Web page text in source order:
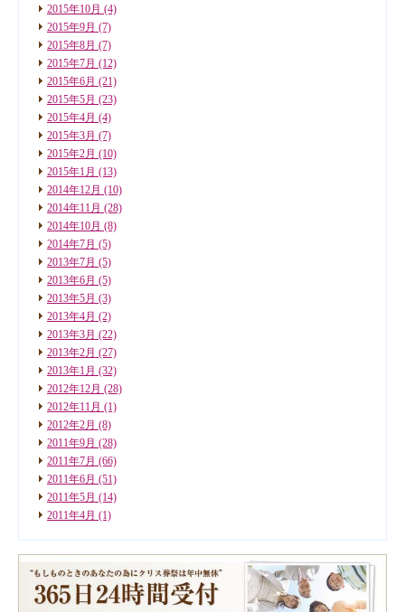
2015年10月 (4)
2015年9月 (7)
2015年8月 (7)
2015年7月 (12)
2015年6月 (21)
2015年5月 (23)
2015年4月 (4)
2015年3月 (7)
2015年2月 (10)
2015年1月 (13)
2014年12月 (10)
2014年11月 (28)
2014年10月 (8)
2014年7月 (5)
2013年7月 (5)
2013年6月 (5)
2013年5月 (3)
2013年4月 (2)
2013年3月 (22)
2013年2月 (27)
2013年1月 (32)
2012年12月 (28)
2012年11月 (1)
2012年2月 (8)
2011年9月 (28)
2011年7月 (66)
2011年6月 (51)
2011年5月 (14)
2011年4月 (1)